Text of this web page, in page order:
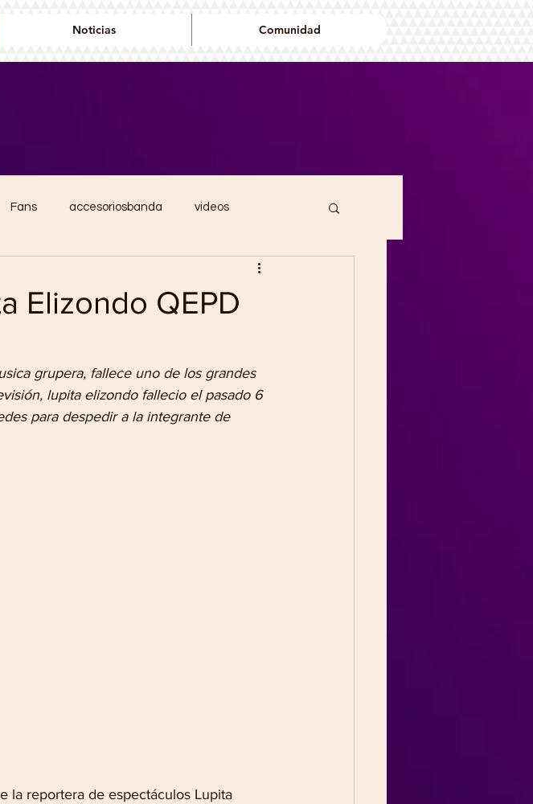
Noticias Comunidad
Fans accesoriosbanda videos
cancionero
Elizondo QEPD
grupera, fallece uno de los grandes
lupita elizondo fallecio el pasado 6
para despedir a la integrante de
la reportera de espectáculos Lupita